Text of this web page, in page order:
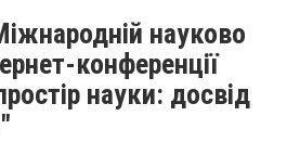
науково
конференції
науки: досвід